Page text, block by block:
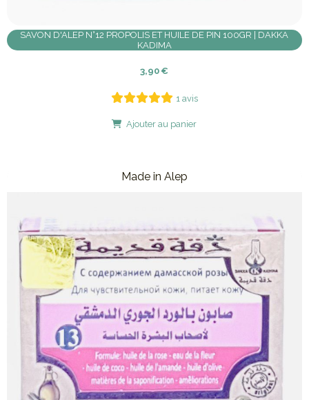
SAVON D'ALEP N°12 PROPOLIS ET HUILE DE PIN 100GR | DAKKA
KADIMA
3,90 €
1 avis
Ajouter au panier
Made in Alep